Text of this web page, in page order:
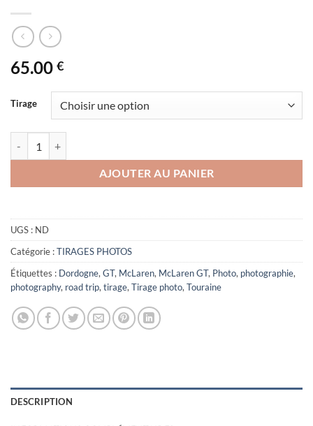
65.00 €
Tirage
AJOUTER AU PANIER
UGS : ND
Catégorie :TIRAGES PHOTOS
Étiquettes : Dordogne, GT, McLaren, McLaren GT, Photo, photographie,
photography, road trip, tirage, Tirage photo, Touraine
DESCRIPTION